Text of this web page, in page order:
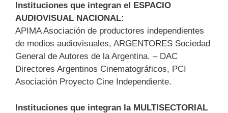
Instituciones que integran el ESPACIO
AUDIOVISUAL NACIONAL:
APIMA Asociación de productores independientes
de medios audiovisuales, ARGENTORES Sociedad
General de Autores de la Argentina. – DAC
Directores Argentinos Cinematográficos, PCI
Asociación Proyecto Cine Independiente.
Instituciones que integran la MULTISECTORIAL